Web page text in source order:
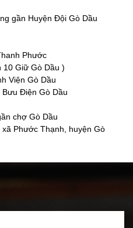
gần Huyện Đội Gò Dầu
Phước
10 Giữ Gò Dầu )
Viện Gò Dầu
Bưu Điện Gò Dầu
chợ Gò Dầu
Phước Thạnh, huyện Gò